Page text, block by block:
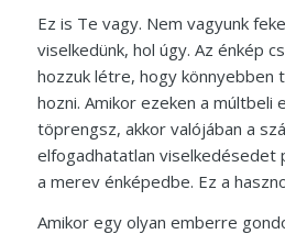
Ez is Te vagy. Nem vagyunk
viselkedünk, hol úgy. Az énkép
hozzuk létre, hogy könnyebben
hozni. Amikor ezeken a múltbeli
töprengsz, akkor valójában a
elfogadhatatlan viselkedésedet
a merev énképedbe. Ez a
Amikor egy olyan emberre